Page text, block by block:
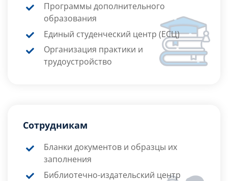
Программы дополнительного
образования
Единый студенческий центр (ЕСЦ)
Организация практики и
трудоустройство
Сотрудникам
Бланки документов и образцы их
заполнения
Библиотечно-издательский центр